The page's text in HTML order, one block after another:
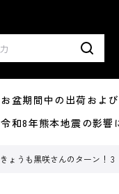
期間中の出荷および
8年熊本地震の影響
きょうも黒咲さんのターン！ 3